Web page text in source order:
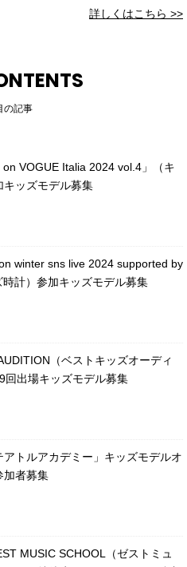
詳しくはこちら >>
の記事
on VOGUE Italia 2024 vol.4」（キ
キッズモデル募集
winter sns live 2024 supported by
計）参加キッズモデル募集
（ベストキッズオーディ
回出場キッズモデル募集
アトルアカデミー」キッズモデルオ
加者募集
MUSIC SCHOOL（ゼストミュ